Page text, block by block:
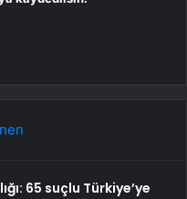
65 suçlu Türkiye’ye